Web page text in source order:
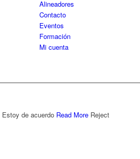
Alineadores
Contacto
Eventos
Formación
Mi cuenta
Estoy de acuerdo Read More Reject